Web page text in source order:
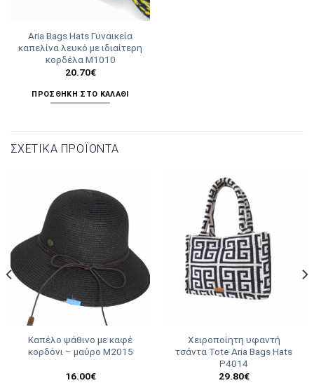
Aria Bags Hats Γυναικεία
καπελίνα λευκό με ιδιαίτερη
κορδέλα Μ1010
20.70€
ΠΡΟΣΘΉΚΗ ΣΤΟ ΚΑΛΆΘΙ
ΣΧΕΤΙΚΆ ΠΡΟΪΌΝΤΑ
Καπέλο ψάθινο με καφέ
κορδόνι – μαύρο Μ2015
16.00€
Χειροποίητη υφαντή
τσάντα Tote Aria Bags Hats
Ρ4014
29.80€